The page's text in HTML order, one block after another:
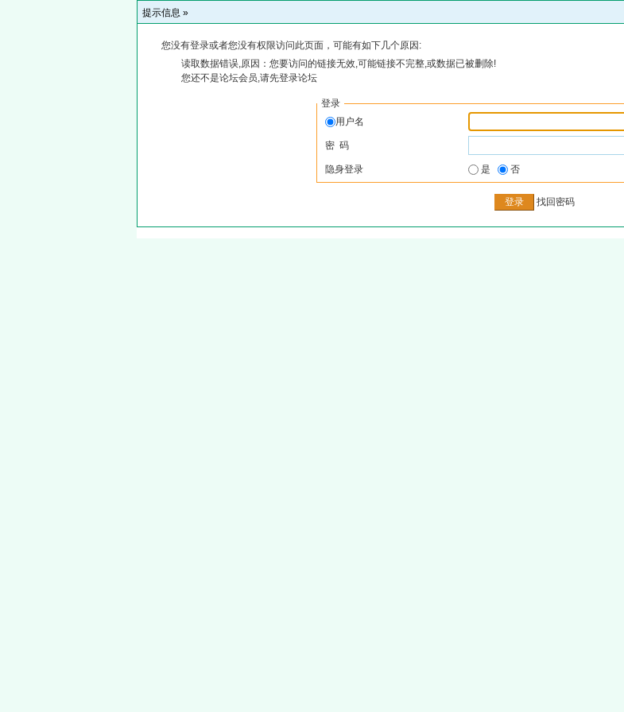
提示信息 »
您没有登录或者您没有权限访问此页面，可能有如下几个原因:
读取数据错误,原因：您要访问的链接无效,可能链接不完整,或数据已被删除!
您还不是论坛会员,请先登录论坛
登录
用户名
密 码
隐身登录 是 否
找回密码